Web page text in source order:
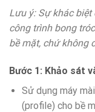
Lưu ý: Sự khác
công trình bong
bề mặt, chứ không
Bước 1: Khảo sát
Sử dụng máy
(profile) cho bề